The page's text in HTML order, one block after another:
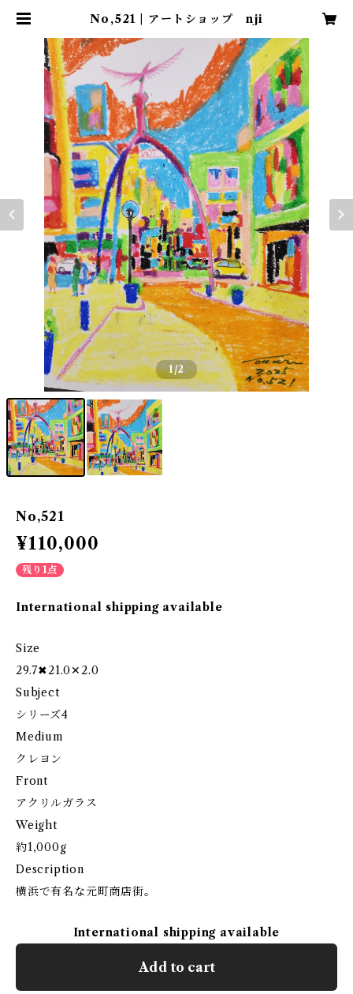
No,521 | アートショップ nji
1/2
No,521
¥110,000
残り1点
International shipping available
Size
29.7✖21.0✕2.0
Subject
シリーズ4
Medium
クレヨン
Front
アクリルガラス
Weight
約1,000g
Description
横浜で有名な元町商店街。
International shipping available
Add to cart